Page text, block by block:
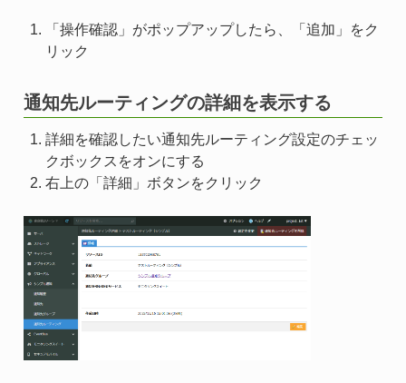
「操作確認」がポップアップしたら、「追加」をク
リック
通知先ルーティングの詳細を表示する
詳細を確認したい通知先ルーティング設定のチェッ
クボックスをオンにする
右上の「詳細」ボタンをクリック